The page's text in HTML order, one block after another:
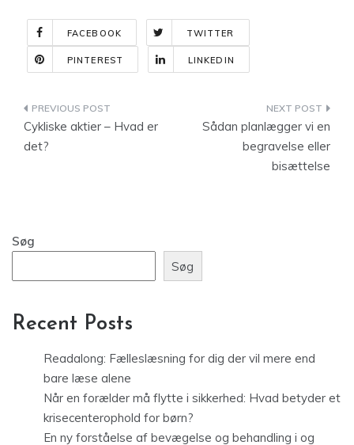
FACEBOOK TWITTER
PINTEREST LINKEDIN
Indlægsnavigation
Cykliske aktier – Hvad er
det?
Sådan planlægger vi en
begravelse eller
bisættelse
Søg
Søg
Recent Posts
Readalong: Fælleslæsning for dig der vil mere end
bare læse alene
Når en forælder må flytte i sikkerhed: Hvad betyder et
krisecenterophold for børn?
En ny forståelse af bevægelse og behandling i og